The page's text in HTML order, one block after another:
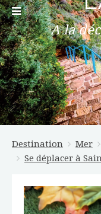
A la
Destination Mer
Se déplacer à